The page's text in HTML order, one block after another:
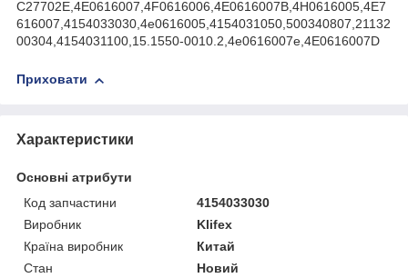
C27702E,4E0616007,4F0616006,4E0616007B,4H0616005,4E7
616007,4154033030,4e0616005,4154031050,500340807,21132
00304,4154031100,15.1550-0010.2,4e0616007e,4E0616007D
Приховати
Характеристики
Основні атрибути
Код запчастини
4154033030
Виробник
Klifex
Країна виробник
Китай
Стан
Новий